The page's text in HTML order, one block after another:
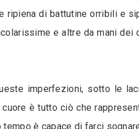
ripiena di battutine orribili e
e altre da mani dei
imperfezioni, sotto le
è tutto ciò che
è capace di farci